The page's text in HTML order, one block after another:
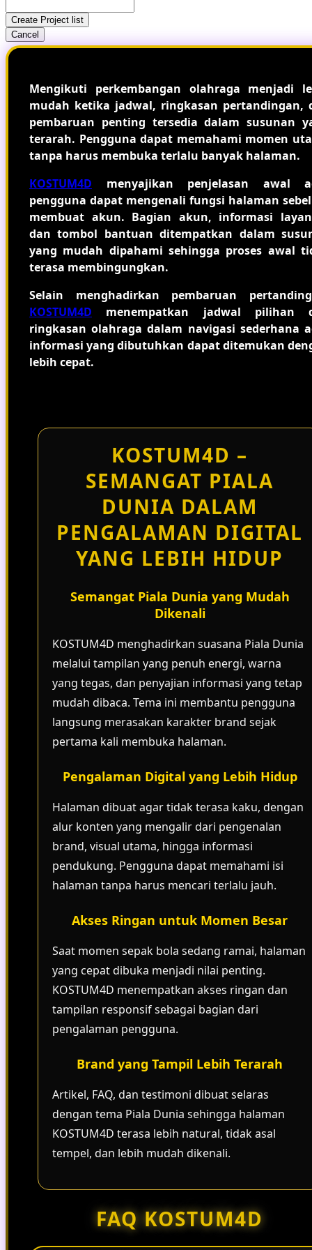
Create Project list
Cancel
Mengikuti perkembangan olahraga menjadi
mudah ketika jadwal, ringkasan pertandingan,
pembaruan penting tersedia dalam susunan
terarah. Pengguna dapat memahami momen
tanpa harus membuka terlalu banyak halaman.
KOSTUM4D menyajikan penjelasan awal
pengguna dapat mengenali fungsi halaman
membuat akun. Bagian akun, informasi
dan tombol bantuan ditempatkan dalam
yang mudah dipahami sehingga proses awal
terasa membingungkan.
Selain menghadirkan pembaruan
KOSTUM4D menempatkan jadwal pilihan
ringkasan olahraga dalam navigasi sederhana
informasi yang dibutuhkan dapat ditemukan
lebih cepat.
KOSTUM4D –
SEMANGAT PIALA
DUNIA DALAM
PENGALAMAN DIGITAL
YANG LEBIH HIDUP
Semangat Piala Dunia yang Mudah
Dikenali
KOSTUM4D menghadirkan suasana Piala Dunia
melalui tampilan yang penuh energi, warna
yang tegas, dan penyajian informasi yang tetap
mudah dibaca. Tema ini membantu pengguna
langsung merasakan karakter brand sejak
pertama kali membuka halaman.
Pengalaman Digital yang Lebih Hidup
Halaman dibuat agar tidak terasa kaku, dengan
alur konten yang mengalir dari pengenalan
brand, visual utama, hingga informasi
pendukung. Pengguna dapat memahami isi
halaman tanpa harus mencari terlalu jauh.
Akses Ringan untuk Momen Besar
Saat momen sepak bola sedang ramai, halaman
yang cepat dibuka menjadi nilai penting.
KOSTUM4D menempatkan akses ringan dan
tampilan responsif sebagai bagian dari
pengalaman pengguna.
Brand yang Tampil Lebih Terarah
Artikel, FAQ, dan testimoni dibuat selaras
dengan tema Piala Dunia sehingga halaman
KOSTUM4D terasa lebih natural, tidak asal
tempel, dan lebih mudah dikenali.
FAQ KOSTUM4D